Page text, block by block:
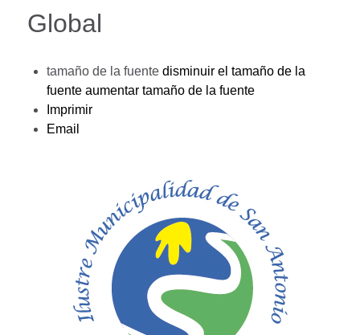
Global
tamaño de la fuente disminuir el tamaño de la
fuente aumentar tamaño de la fuente
Imprimir
Email